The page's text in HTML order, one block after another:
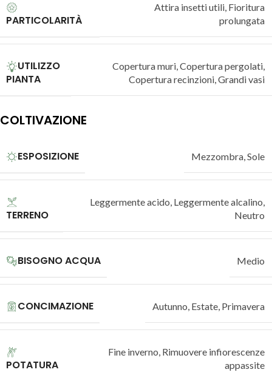
PARTICOLARITÀ
Attira insetti utili, Fioritura
prolungata
UTILIZZO
PIANTA
Copertura muri,Copertura pergolati,
Copertura recinzioni,Grandi vasi
COLTIVAZIONE
ESPOSIZIONE Mezzombra,Sole
TERRENO
Leggermente acido, Leggermente alcalino,
Neutro
BISOGNO ACQUA Medio
CONCIMAZIONE Autunno, Estate, Primavera
POTATURA
Fine inverno, Rimuovere infiorescenze
appassite